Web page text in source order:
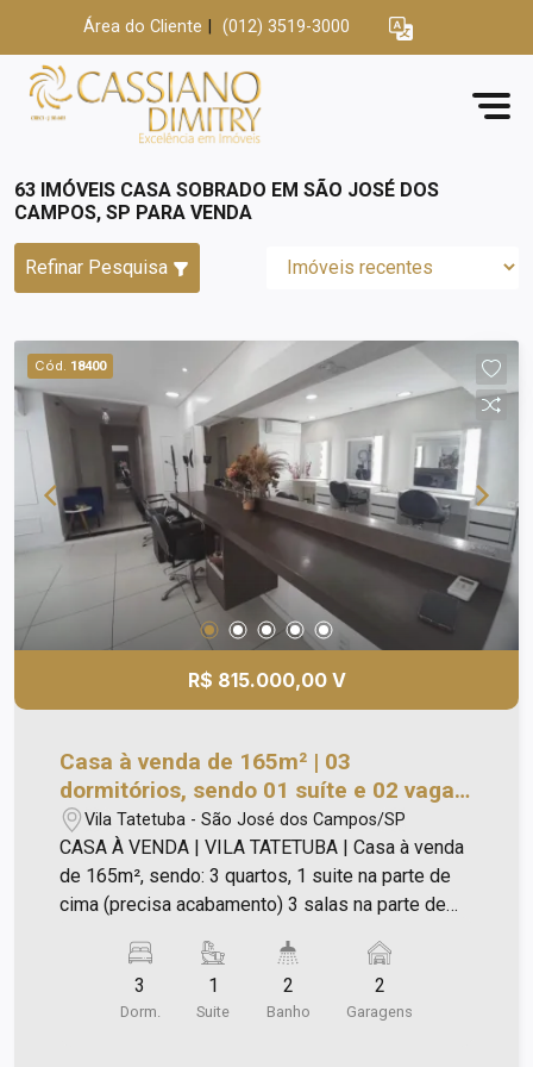
Área do Cliente (012) 3519-3000
63 IMÓVEIS CASA SOBRADO EM SÃO JOSÉ DOS
CAMPOS, SP PARA VENDA
Refinar Pesquisa
Cód. 18400
R$ 815.000,00 V
Casa à venda de 165m² | 03
dormitórios, sendo 01 suíte e 02 vagas
de garagem | Vila Tatetuba | São José
dos Campos |
Vila Tatetuba - São José dos Campos/SP
CASA À VENDA | VILA TATETUBA | Casa à venda
de 165m², sendo: 3 quartos, 1 suite na parte de
cima (precisa acabamento) 3 salas na parte de
dispensa) 2 lavabos
3
Dorm.
1
Suite
2
Banho
2
Garagens